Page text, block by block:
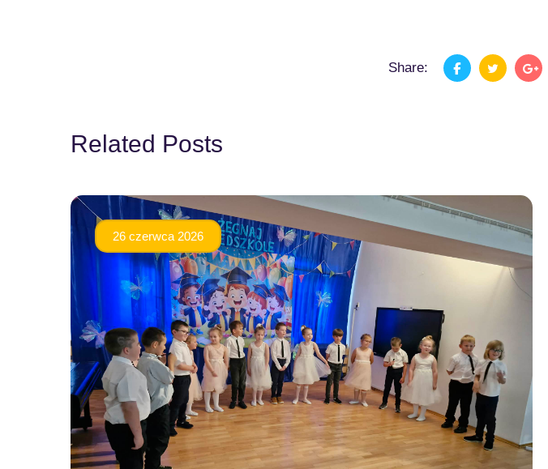
Share:
Related Posts
26 czerwca 2026